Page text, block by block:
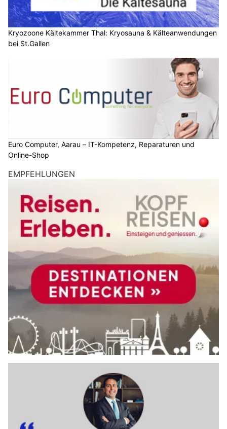
Kryozoone Kältekammer Thal: Kryosauna & Kälteanwendungen
bei St.Gallen
Euro Computer, Aarau – IT-Kompetenz, Reparaturen und
Online-Shop
EMPFEHLUNGEN